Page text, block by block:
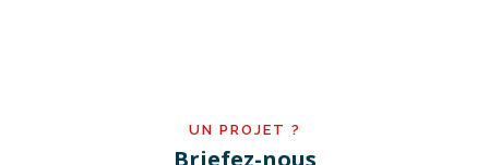
UN PROJET ?
Briefez-nous